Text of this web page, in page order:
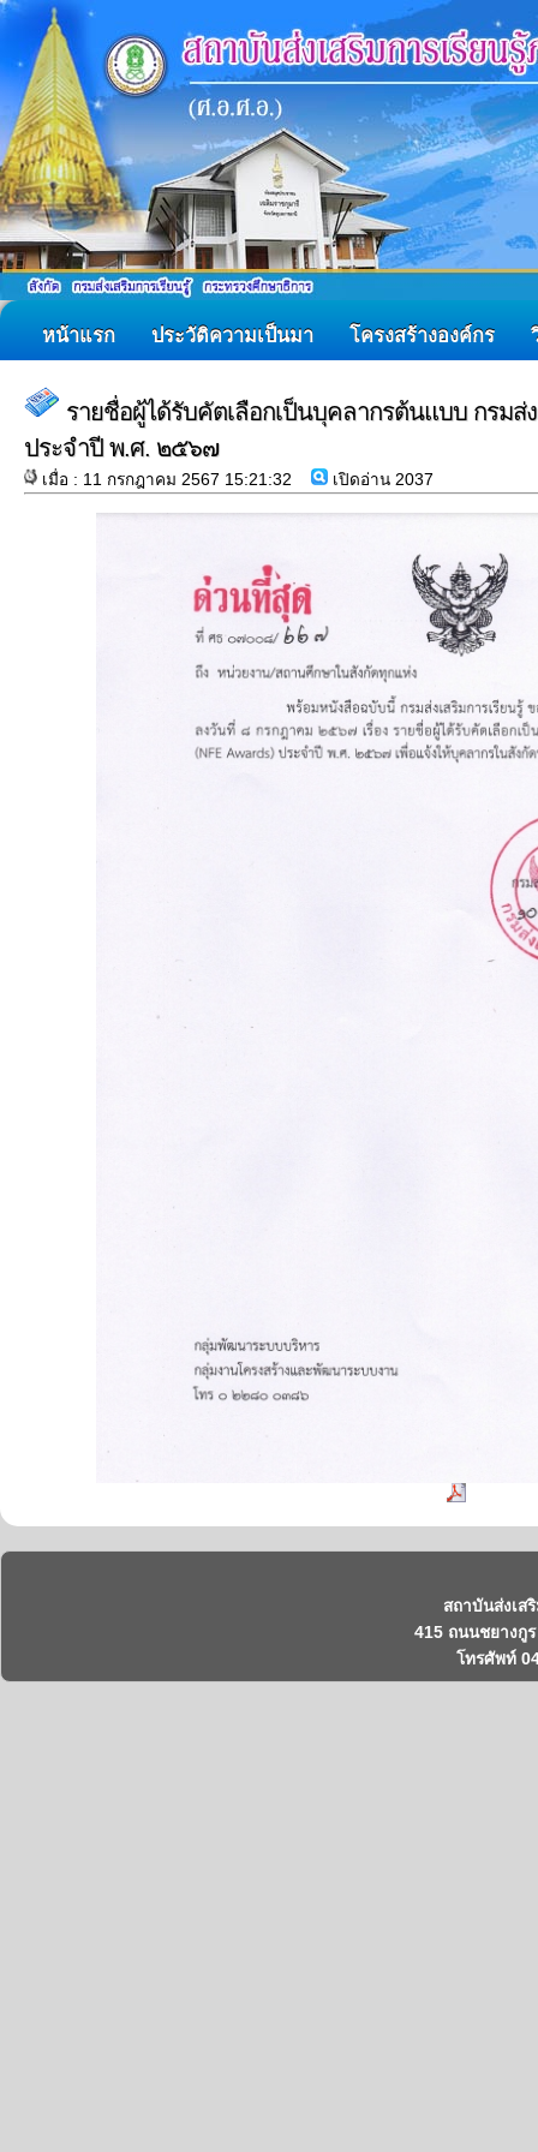
หน้าแรก ประวัติความเป็นมา โครงสร้างองค์กร
รายชื่อผู้ได้รับคัตเลือกเป็นบุคลากรต้นแบบ กรมส่ง
ประจำปี พ.ศ. ๒๕๖๗
เมื่อ : 11 กรกฎาคม 2567 15:21:32 เปิดอ่าน 2037
สถาบันส่งเส
415 ถนนชยางกู
โทรศัพท์